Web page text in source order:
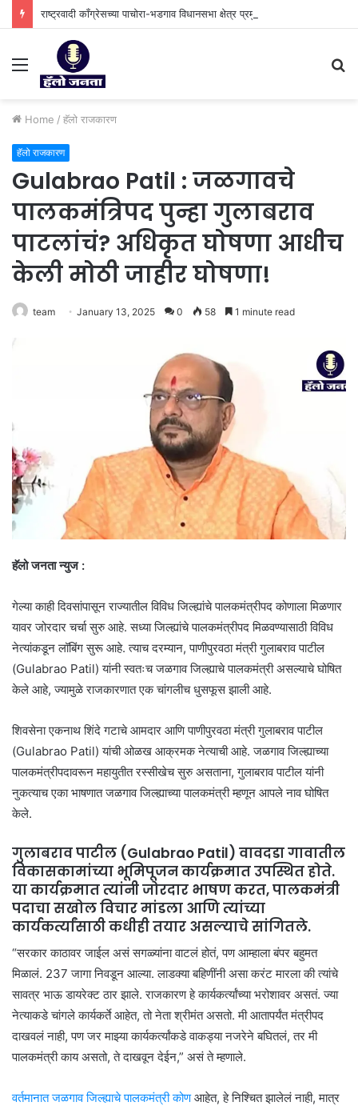
Menu
Home / हॅलो राजकारण
हॅलो राजकारण
Gulabrao Patil : जळगावचे
पालकमंत्रिपद पुन्हा गुलाबराव
पाटलांचं? अधिकृत घोषणा आधीच
केली मोठी जाहीर घोषणा!
team January 13, 2025 0 58 1 minute read
हॅलो जनता न्युज :
गेल्या काही दिवसांपासून राज्यातील विविध जिल्ह्यांचे पालकमंत्रीपद कोणाला मिळणार
यावर जोरदार चर्चा सुरु आहे. सध्या जिल्ह्यांचे पालकमंत्रीपद मिळवण्यासाठी विविध
नेत्यांकडून लॉबिंग सुरू आहे. त्याच दरम्यान, पाणीपुरवठा मंत्री गुलाबराव पाटील
(Gulabrao Patil) यांनी स्वतःच जळगाव जिल्ह्याचे पालकमंत्री असल्याचे घोषित
केले आहे, ज्यामुळे राजकारणात एक चांगलीच धुसफूस झाली आहे.
शिवसेना एकनाथ शिंदे गटाचे आमदार आणि पाणीपुरवठा मंत्री गुलाबराव पाटील
(Gulabrao Patil) यांची ओळख आक्रमक नेत्याची आहे. जळगाव जिल्ह्याच्या
पालकमंत्रीपदावरून महायुतीत रस्सीखेच सुरु असताना, गुलाबराव पाटील यांनी
नुकत्याच एका भाषणात जळगाव जिल्ह्याच्या पालकमंत्री म्हणून आपले नाव घोषित
केले.
गुलाबराव पाटील (Gulabrao Patil) वावदडा गावातील
विकासकामांच्या भूमिपूजन कार्यक्रमात उपस्थित होते.
या कार्यक्रमात त्यांनी जोरदार भाषण करत, पालकमंत्री
पदाचा सखोल विचार मांडला आणि त्यांच्या
कार्यकर्त्यांसाठी कधीही तयार असल्याचे सांगितले.
“सरकार काठावर जाईल असं सगळ्यांना वाटलं होतं, पण आम्हाला बंपर बहुमत
मिळालं. 237 जागा निवडून आल्या. लाडक्या बहिणींनी असा करंट मारला की त्यांचे
सावत्र भाऊ डायरेक्ट ठार झाले. राजकारण हे कार्यकर्त्यांच्या भरोशावर असतं. ज्या
नेत्याकडे चांगले कार्यकर्ते आहेत, तो नेता श्रीमंत असतो. मी आतापर्यंत मंत्रीपद
दाखवलं नाही, पण जर माझ्या कार्यकर्त्यांकडे वाकड्या नजरेने बघितलं, तर मी
पालकमंत्री काय असतो, ते दाखवून देईन,” असं ते म्हणाले.
वर्तमानात जळगाव जिल्ह्याचे पालकमंत्री कोणआहेत, हे निश्चित झालेलं नाही, मात्र